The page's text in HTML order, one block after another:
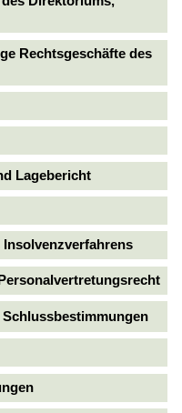
Rechtsgeschäfte des
Lagebericht